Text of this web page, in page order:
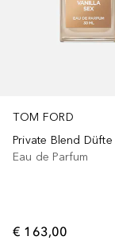
TOM FORD
Private Blend Düfte
Eau de Parfum
€ 163,00